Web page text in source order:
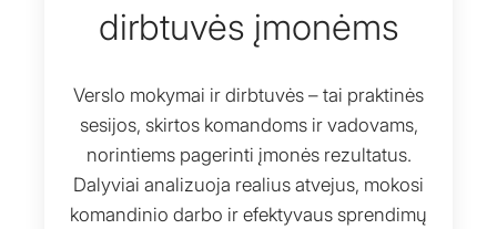
dirbtuvės įmonėms
Verslo mokymai ir dirbtuvės – tai praktinės
sesijos, skirtos komandoms ir vadovams,
norintiems pagerinti įmonės rezultatus.
Dalyviai analizuoja realius atvejus, mokosi
komandinio darbo ir efektyvaus sprendimų